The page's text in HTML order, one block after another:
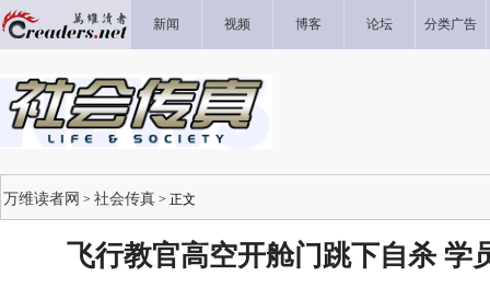
新闻 视频 博客 论坛 分类广告
万维读者网 > 社会传真 > 正文
飞行教官高空开舱门跳下自杀 学